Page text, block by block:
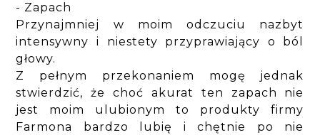
- Zapach
Przynajmniej w moim odczuciu nazbyt
intensywny i niestety przyprawiający o ból
głowy.
Z pełnym przekonaniem mogę jednak
stwierdzić, że choć akurat ten zapach nie
jest moim ulubionym to produkty firmy
Farmona bardzo lubię i chętnie po nie